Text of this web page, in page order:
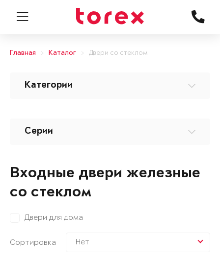
Главная Каталог Двери со стеклом
Категории
Серии
Входные двери железные
со стеклом
Двери для дома
Сортировка Нет